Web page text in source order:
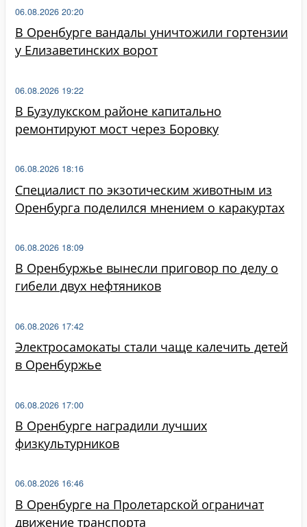
В Оренбурге вандалы уничтожили гортензии
у Елизаветинских ворот
06.08.2026 20:20
В Бузулукском районе капитально
ремонтируют мост через Боровку
06.08.2026 19:22
Специалист по экзотическим животным из
Оренбурга поделился мнением о каракуртах
06.08.2026 18:16
В Оренбуржье вынесли приговор по делу о
гибели двух нефтяников
06.08.2026 18:09
Электросамокаты стали чаще калечить детей
в Оренбуржье
06.08.2026 17:42
В Оренбурге наградили лучших
физкультурников
06.08.2026 17:00
В Оренбурге на Пролетарской ограничат
движение транспорта
06.08.2026 16:46